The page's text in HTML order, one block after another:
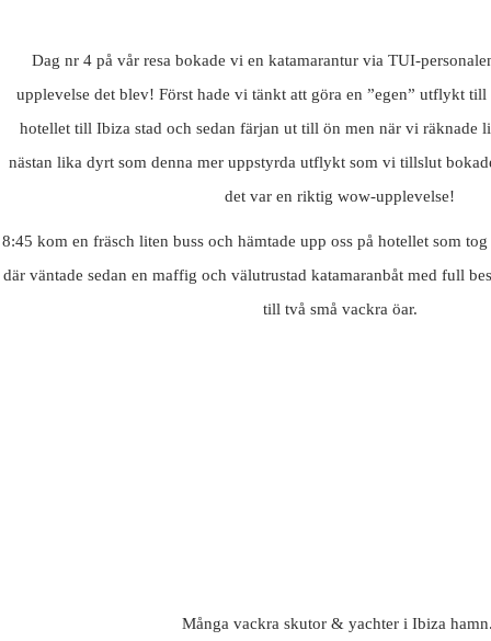
Dag nr 4 på vår resa bokade vi en katamarantur via TUI-
upplevelse det blev! Först hade vi tänkt att göra en ”egen” utflykt
hotellet till Ibiza stad och sedan färjan ut till ön men när vi räknade
nästan lika dyrt som denna mer uppstyrda utflykt som vi tillslut
det var en riktig wow-upplevelse!
8:45 kom en fräsch liten buss och hämtade upp oss på hotellet som
där väntade sedan en maffig och välutrustad katamaranbåt med full
till två små vackra öar.
Många vackra skutor & yachter i Ibiza